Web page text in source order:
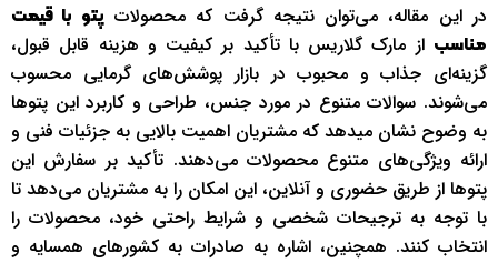
در این مقاله، می‌توان نتیجه گرفت که محصولاتپتو با قیمت
مناسب از مارک گلاریس با تأکید بر کیفیت و هزینه قابل قبول،
گزینه‌ای جذاب و محبوب در بازار پوشش‌های گرمایی محسوب
می‌شوند. سوالات متنوع در مورد جنس، طراحی و کاربرد این پتوها
به وضوح نشان می­دهد که مشتریان اهمیت بالایی به جزئیات فنی و
ارائه ویژگی‌های متنوع محصولات می‌دهند. تأکید بر سفارش این
پتوها از طریق حضوری و آنلاین، این امکان را به مشتریان می‌دهد تا
با توجه به ترجیحات شخصی و شرایط راحتی خود، محصولات را
انتخاب کنند. همچنین، اشاره به صادرات به کشورهای همسایه و